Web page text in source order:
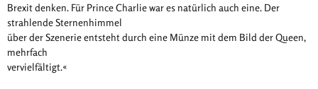
Brexit denken. Für Prince Charlie war es natürlich auch eine. Der
strahlende Sternenhimmel
über der Szenerie entsteht durch eine Münze mit dem Bild der Queen,
mehrfach
vervielfältigt.«